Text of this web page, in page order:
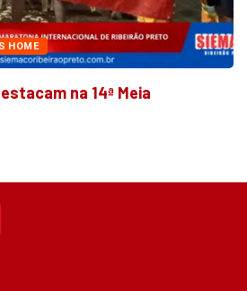
HOME
na 14ª Meia